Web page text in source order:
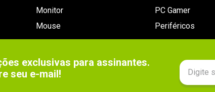
Monitor
Mouse
PC Gamer
Periféricos
exclusivas para assinantes.
seu e-mail!